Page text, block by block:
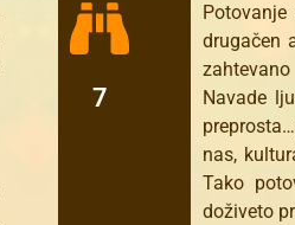
7
drugačen
Navade
nas,
Tako
doživeto